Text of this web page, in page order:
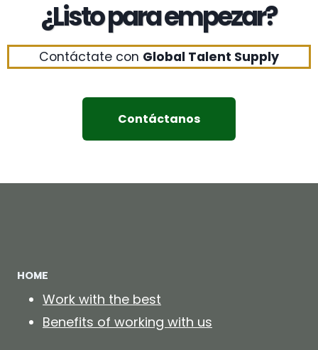
¿Listo para empezar?
Contáctate con Global Talent Supply
Contáctanos
HOME
Work with the best
Benefits of working with us